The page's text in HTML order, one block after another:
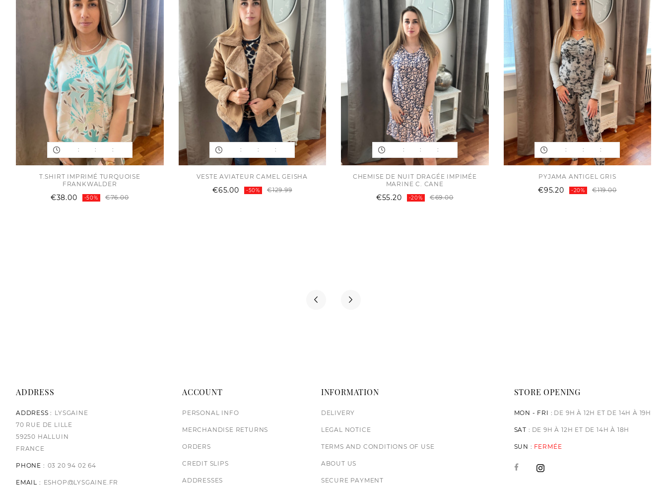
: : :
T.SHIRT IMPRIMÉ TURQUOISE
FRANKWALDER
€38.00 -50% €76.00Regular
Price
: : :
VESTE AVIATEUR CAMEL GEISHA
€65.00 -50% €129.99Regular
Price
: : :
CHEMISE DE NUIT DRAGÉE IMPIMÉE
MARINE C. CANE
€55.20 -20% €69.00Regular
Price
: : :
PYJAMA ANTIGEL GRIS
€95.20 -20% €119.00Regular
Price
ADDRESS
ADDRESS : LYSGAINE
70 RUE DE LILLE
59250 HALLUIN
FRANCE
PHONE : 03 20 94 02 64
EMAIL : ESHOP@LYSGAINE.FR
ACCOUNT
PERSONAL INFO
MERCHANDISE RETURNS
ORDERS
CREDIT SLIPS
ADDRESSES
INFORMATION
DELIVERY
LEGAL NOTICE
TERMS AND CONDITIONS OF USE
ABOUT US
SECURE PAYMENT
STORE OPENING
MON - FRI : DE 9H À 12H ET DE 14H À 19H
SAT : DE 9H À 12H ET DE 14H À 18H
SUN : FERMÉE